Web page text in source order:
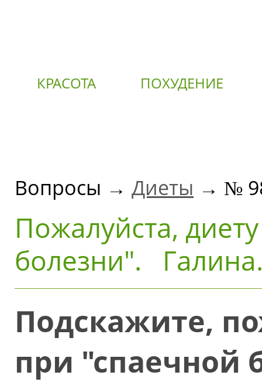
КРАСОТА ПОХУДЕНИЕ
Вопросы → Диеты → №
Пожалуйста,
болезни".
Подскажите,
при "спаечной